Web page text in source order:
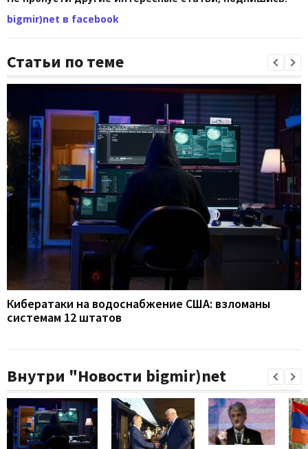
bigmir)net в facebook
Статьи по теме
Кибератаки на водоснабжение США: взломаны
системам 12 штатов
Внутри "Новости bigmir)net